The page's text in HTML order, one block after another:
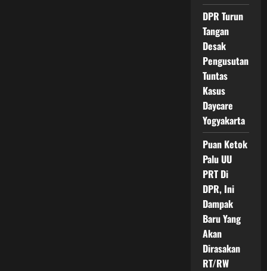
DPR Turun
Tangan
Desak
Pengusutan
Tuntas
Kasus
Daycare
Yogyakarta
Puan Ketok
Palu UU
PRT Di
DPR, Ini
Dampak
Baru Yang
Akan
Dirasakan
RT/RW